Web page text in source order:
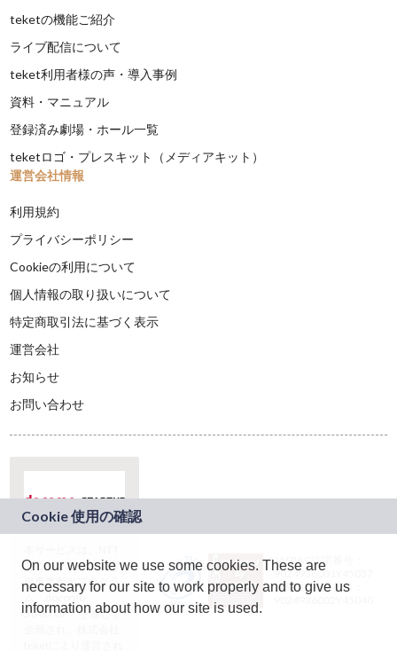
teketの機能ご紹介
ライブ配信について
teket利用者様の声・導入事例
資料・マニュアル
登録済み劇場・ホール一覧
teketロゴ・プレスキット（メディアキット）
運営会社情報
利用規約
プライバシーポリシー
Cookieの利用について
個人情報の取り扱いについて
特定商取引法に基づく表示
運営会社
お知らせ
お問い合わせ
ドコモグループの新
規事業創出プログラ
ム「docomo
STARTUP」を通じて
JASRAC許諾番号：
9024936001Y45037
JASRAC許諾番号：
On our website we use some cookies. These are
necessary for our site to work properly and to give us
information about how our site is used.